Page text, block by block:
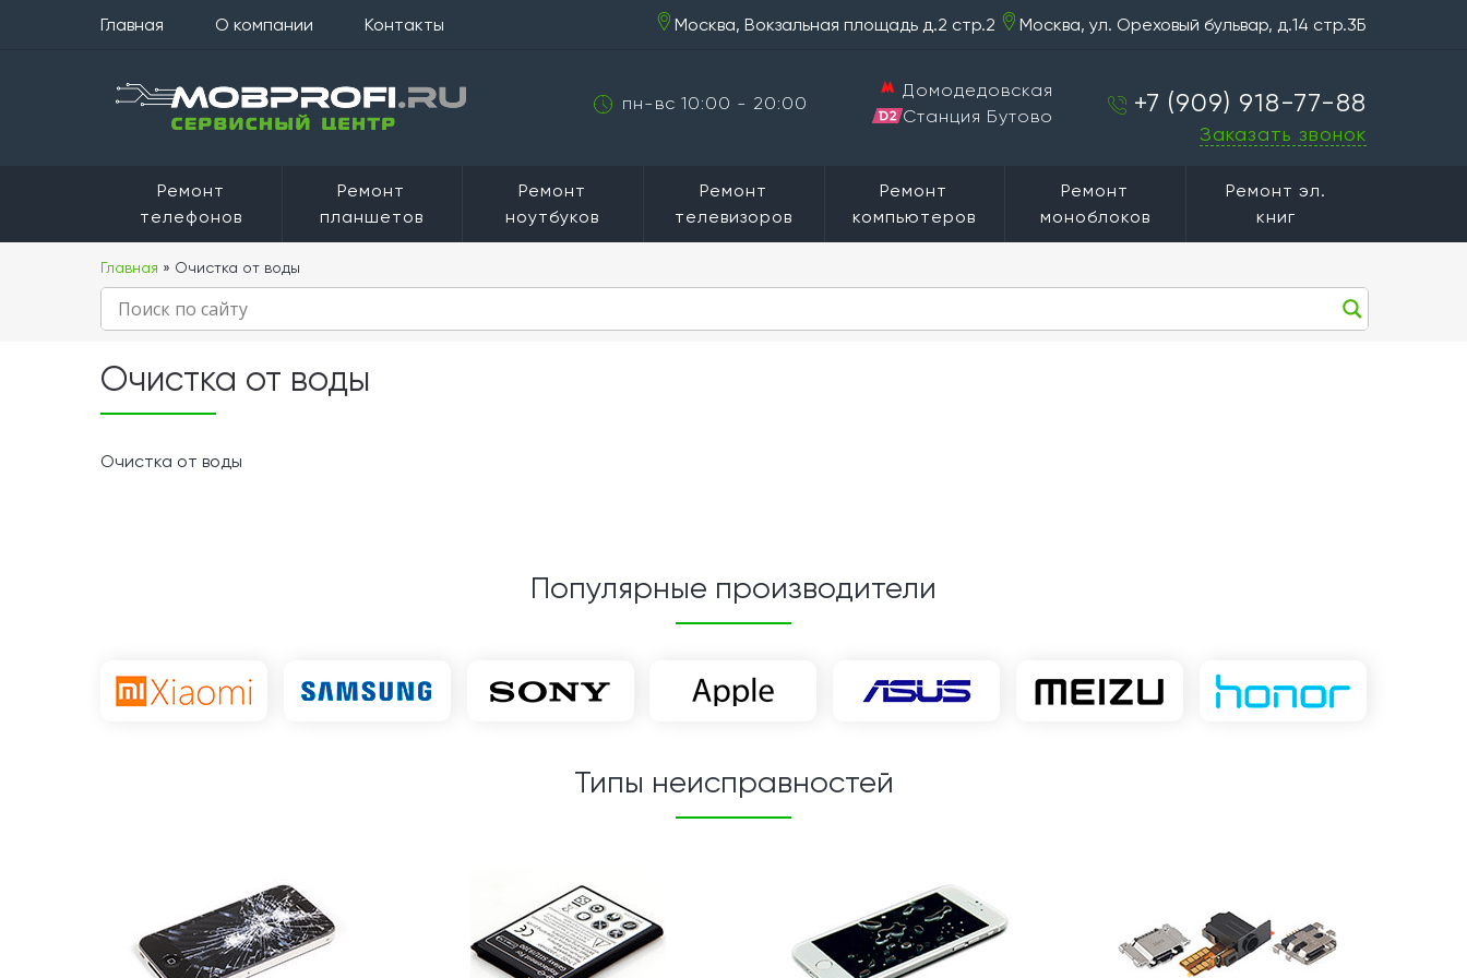
Главная О компании Контакты Москва, Вокзальная площадь д.2 стр.2 Москва, ул. Ореховый бульвар, д.14 стр.3Б
пн-вс 10:00 - 20:00
Домодедовская
Станция Бутово
+7 (909) 918-77-88
Заказать звонок
Ремонт
телефонов
Ремонт
планшетов
Ремонт
ноутбуков
Ремонт
телевизоров
Ремонт
компьютеров
Ремонт
моноблоков
Ремонт эл.
книг
Главная » Очистка от воды
Очистка от воды
Очистка от воды
Популярные производители
Типы неисправностей